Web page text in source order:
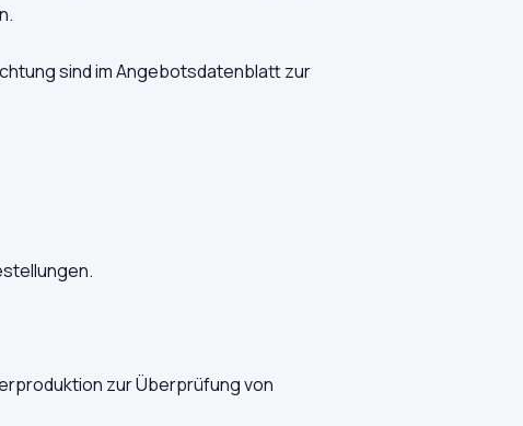
sind im Angebotsdatenblatt zur
zur Überprüfung von